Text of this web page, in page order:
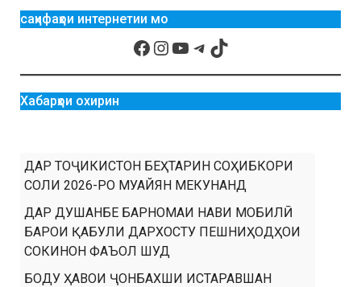
саҳифаҳои интернетии мо
Хабарҳои охирин
ДАР ТОҶИКИСТОН БЕҲТАРИН СОҲИБКОРИ
СОЛИ 2026-РО МУАЙЯН МЕКУНАНД
ДАР ДУШАНБЕ БАРНОМАИ НАВИ МОБИЛӢ
БАРОИ ҚАБУЛИ ДАРХОСТУ ПЕШНИҲОДҲОИ
СОКИНОН ФАЪОЛ ШУД
БОДУ ҲАВОИ ҶОНБАХШИ ИСТАРАВШАН